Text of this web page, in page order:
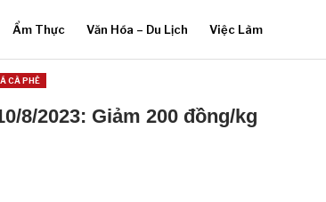
Ẩm Thực Văn Hóa – Du Lịch Việc Làm
CÀ PHÊ
8/2023: Giảm 200 đồng/kg